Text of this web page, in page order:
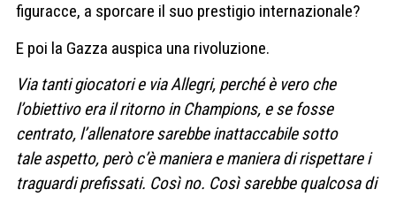
figuracce, a sporcare il suo prestigio internazionale?
E poi la Gazza auspica una rivoluzione.
Via tanti giocatori e via Allegri, perché è vero che
l’obiettivo era il ritorno in Champions, e se fosse
centrato, l’allenatore sarebbe inattaccabile sotto
tale aspetto, però c’è maniera e maniera di rispettare i
traguardi prefissati. Così no. Così sarebbe qualcosa di